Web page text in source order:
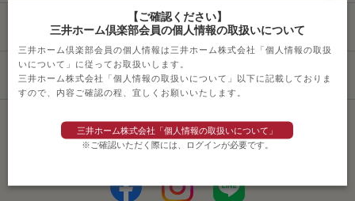
ライフスタイル
その他サービス
ソーシャルメディアポリシー
【ご確認ください】
三井ホーム倶楽部会員の個人情報の取扱いについて
三井ホーム倶楽部会員の個人情報は三井ホーム株式会社「個人情報の取扱
いについて」に従ってお取扱いします。
三井ホーム株式会社「個人情報の取扱いについて」以下に記載しておりま
すので、内容ご確認の程、宜しくお願いいたします。
三井ホーム株式会社「個人情報の取扱いについて」
※ご確認いただく際には、ログインが必要です。